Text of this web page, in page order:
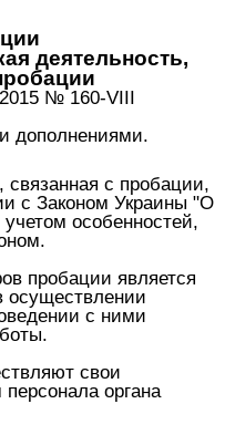
деятельность,
№ 160-VIII
дополнениями.
связанная с пробации,
с Законом Украины "О
учетом особенностей,
пробации является
осуществлении
с ними
свои
органа